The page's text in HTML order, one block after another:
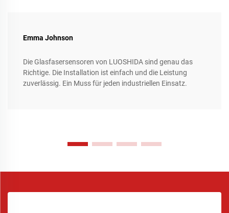
Emma Johnson
Die Glasfasersensoren von LUOSHIDA sind genau das
Richtige. Die Installation ist einfach und die Leistung
zuverlässig. Ein Muss für jeden industriellen Einsatz.